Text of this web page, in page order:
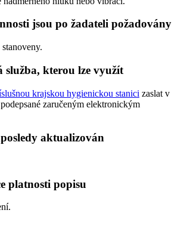
jsou po žadateli požadovány
služba, kterou lze využít
krajskou hygienickou stanici zaslat v
zaručeným elektronickým
aktualizován
platnosti popisu